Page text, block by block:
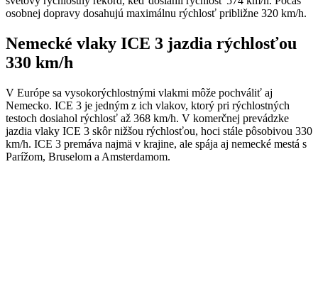
osobnej dopravy dosahujú maximálnu rýchlosť približne 320 km/h.
Nemecké vlaky ICE 3 jazdia rýchlosťou
330 km/h
V Európe sa vysokorýchlostnými vlakmi môže pochváliť aj
Nemecko. ICE 3 je jedným z ich vlakov, ktorý pri rýchlostných
testoch dosiahol rýchlosť až 368 km/h. V komerčnej prevádzke
jazdia vlaky ICE 3 skôr nižšou rýchlosťou, hoci stále pôsobivou 330
km/h. ICE 3 premáva najmä v krajine, ale spája aj nemecké mestá s
Parížom, Bruselom a Amsterdamom.